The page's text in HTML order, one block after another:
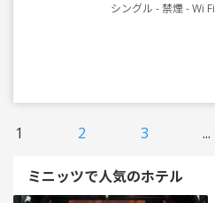
シングル - 禁煙 - Wi Fi
1 2 3 ...
ミニッツで人気のホテル